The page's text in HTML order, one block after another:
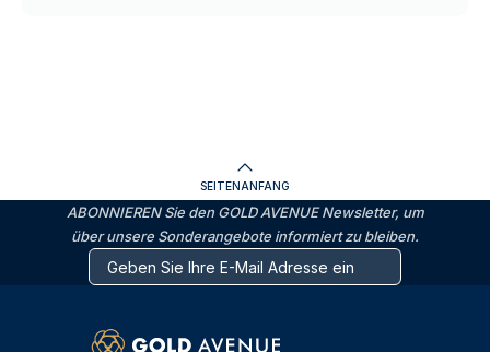
SEITENANFANG
ABONNIEREN Sie den GOLD AVENUE Newsletter, um
über unsere Sonderangebote informiert zu bleiben.